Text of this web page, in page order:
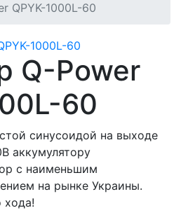
QPYK-1000L-60
Q-Power
60
синусоидой на выходе
аккумулятору
с наименьшим
на рынке Украины.
хода!